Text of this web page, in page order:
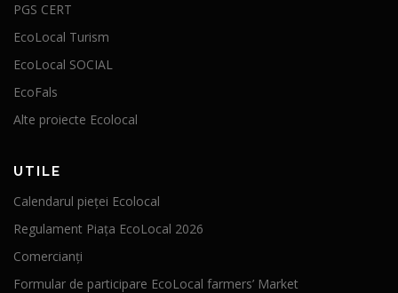
PGS CERT
EcoLocal Turism
EcoLocal SOCIAL
EcoFals
Alte proiecte Ecolocal
UTILE
Calendarul pieței Ecolocal
Regulament Piața EcoLocal 2026
Comercianți
Formular de participare EcoLocal farmers’ Market